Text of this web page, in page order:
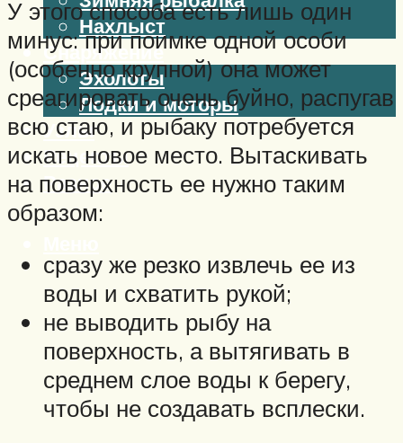
Нахлыст
Снаряжение
Эхолоты
Лодки и моторы
Узлы
Рецепты
Разное
У этого способа есть лишь один
минус: при поимке одной особи
(особенно крупной) она может
среагировать очень буйно, распугав
всю стаю, и рыбаку потребуется
искать новое место. Вытаскивать
на поверхность ее нужно таким
образом:
сразу же резко извлечь ее из
воды и схватить рукой;
не выводить рыбу на
поверхность, а вытягивать в
среднем слое воды к берегу,
чтобы не создавать всплески.